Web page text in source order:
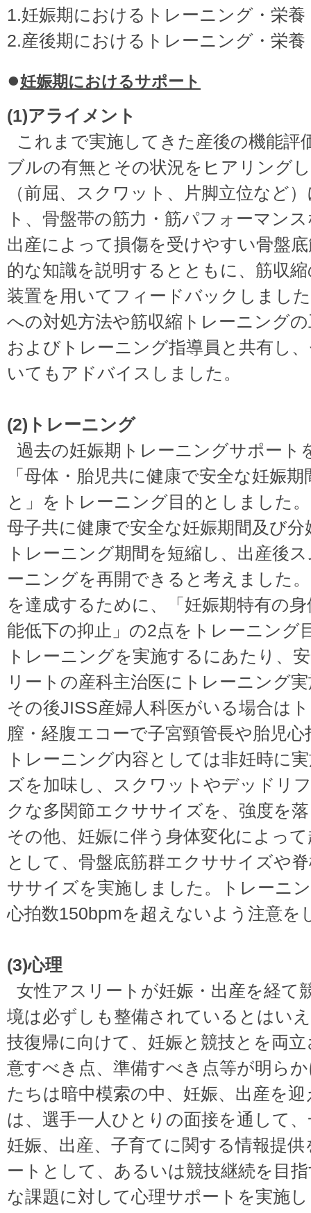
1.妊娠期におけるトレーニング・栄
2.産後期におけるトレーニング・栄
妊娠期におけるサポート
(1)アライメント
これまで実施してきた産後の機能評
ブルの有無とその状況をヒアリング
（前屈、スクワット、片脚立位など
ト、骨盤帯の筋力・筋パフォーマン
出産によって損傷を受けやすい骨盤
的な知識を説明するとともに、筋収
装置を用いてフィードバックしまし
への対処方法や筋収縮トレーニング
およびトレーニング指導員と共有し
いてもアドバイスしました。
(2)トレーニング
過去の妊娠期トレーニングサポート
「母体・胎児共に健康で安全な妊娠
と」をトレーニング目的としました。
母子共に健康で安全な妊娠期間及び
トレーニング期間を短縮し、出産後
ーニングを再開できると考えました
を達成するために、「妊娠期特有の
能低下の抑止」の2点をトレーニング
トレーニングを実施するにあたり、
リートの産科主治医にトレーニング
その後JISS産婦人科医がいる場合は
膣・経腹エコーで子宮頸管長や胎児
トレーニング内容としては非妊時に
ズを加味し、スクワットやデッドリ
クな多関節エクササイズを、強度を
その他、妊娠に伴う身体変化によっ
として、骨盤底筋群エクササイズや
ササイズを実施しました。トレーニ
心拍数150bpmを超えないよう注意を
(3)心理
女性アスリートが妊娠・出産を経て
境は必ずしも整備されているとはい
技復帰に向けて、妊娠と競技とを両
意すべき点、準備すべき点等が明ら
たちは暗中模索の中、妊娠、出産を
は、選手一人ひとりの面接を通して
妊娠、出産、子育てに関する情報提
ートとして、あるいは競技継続を目
な課題に対して心理サポートを実施